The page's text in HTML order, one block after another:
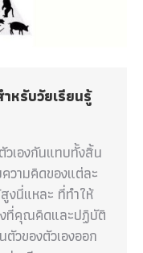
หรับวัยเรียนรู้
เองกันแทบทั้งสิ้น
วามคิดของแต่ละ
งนี่แหละ ที่ทำให้
ที่คุณคิดและปฏิบัติ
วของตัวเองออก